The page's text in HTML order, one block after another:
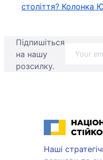
століття? Колонка
Підпишіться
на нашу
розсилку.
Національна платформа стійкості та згуртованості
Наші